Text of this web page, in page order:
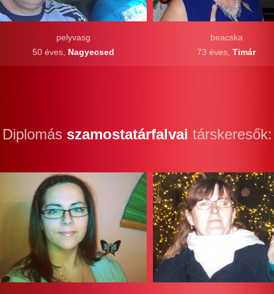
beacska
73 éves, Timár
pelyvasg
50 éves, Nagyecsed
Diplomás szamostatárfalvai társkeresők: